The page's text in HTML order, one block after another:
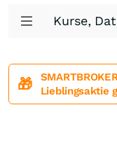
Kurse,
🎁
Lieblingsaktie